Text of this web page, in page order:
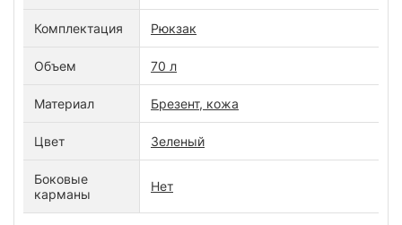
Комплектация Рюкзак
Объем 70 л
Материал Брезент, кожа
Цвет Зеленый
Боковые
карманы
Нет